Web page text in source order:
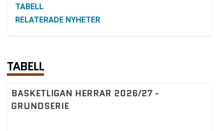
TABELL
RELATERADE NYHETER
TABELL
BASKETLIGAN HERRAR 2026/27 -
GRUNDSERIE